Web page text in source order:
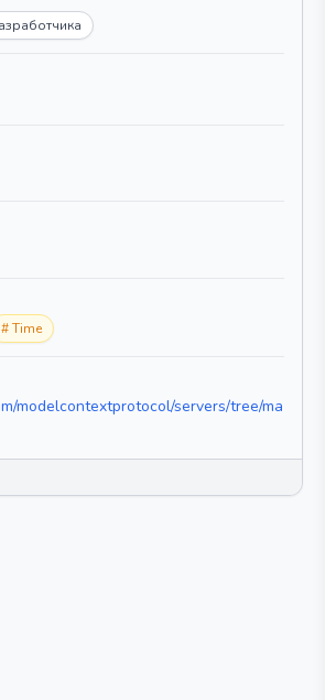
#Time
modelcontextprotocol/servers/tree/ma